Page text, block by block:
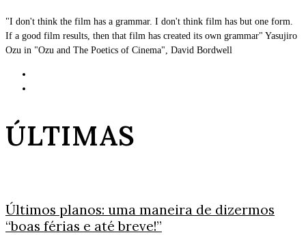
"I don't think the film has a grammar. I don't think film has but one form.
If a good film results, then that film has created its own grammar" Yasujiro
Ozu in "Ozu and The Poetics of Cinema", David Bordwell
ÚLTIMAS
Últimos planos: uma maneira de dizermos
“boas férias e até breve!”